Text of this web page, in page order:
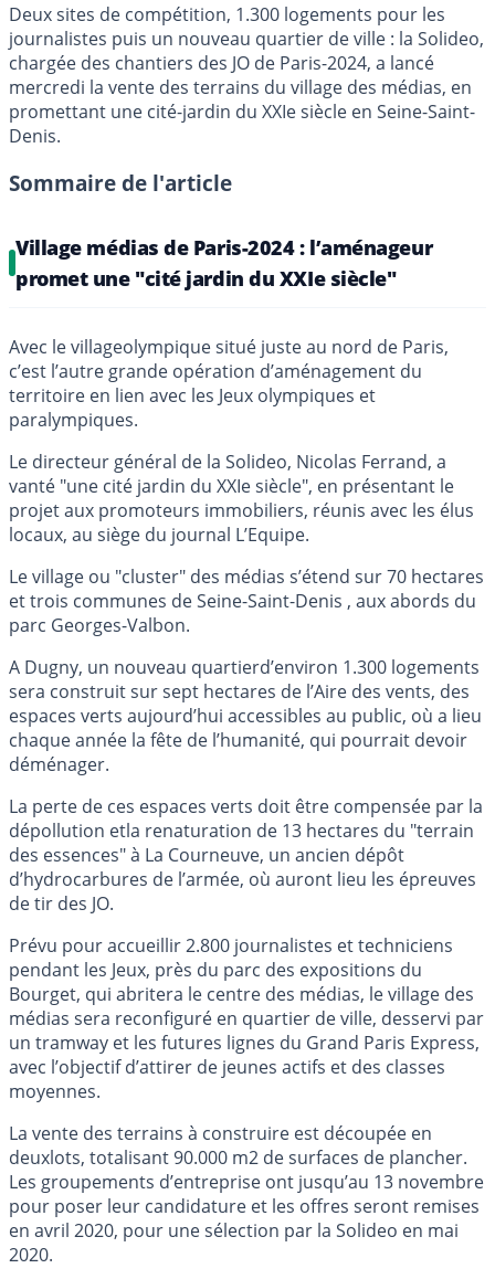
Deux sites de compétition, 1.300 logements pour les
journalistes puis un nouveau quartier de ville : la Solideo,
chargée des chantiers des JO de Paris-2024, a lancé
mercredi la vente des terrains du village des médias, en
promettant une cité-jardin du XXIe siècle en Seine-Saint-
Denis.
Sommaire de l'article
Village médias de Paris-2024 : l’aménageur
promet une "cité jardin du XXIe siècle"
Avec le villageolympique situé juste au nord de Paris,
c’est l’autre grande opération d’aménagement du
territoire en lien avec les Jeux olympiques et
paralympiques.
Le directeur général de la Solideo, Nicolas Ferrand, a
vanté "une cité jardin du XXIe siècle", en présentant le
projet aux promoteurs immobiliers, réunis avec les élus
locaux, au siège du journal L’Equipe.
Le village ou "cluster" des médias s’étend sur 70 hectares
et trois communes de Seine-Saint-Denis , aux abords du
parc Georges-Valbon.
A Dugny, un nouveau quartierd’environ 1.300 logements
sera construit sur sept hectares de l’Aire des vents, des
espaces verts aujourd’hui accessibles au public, où a lieu
chaque année la fête de l’humanité, qui pourrait devoir
déménager.
La perte de ces espaces verts doit être compensée par la
dépollution etla renaturation de 13 hectares du "terrain
des essences" à La Courneuve, un ancien dépôt
d’hydrocarbures de l’armée, où auront lieu les épreuves
de tir des JO.
Prévu pour accueillir 2.800 journalistes et techniciens
pendant les Jeux, près du parc des expositions du
Bourget, qui abritera le centre des médias, le village des
médias sera reconfiguré en quartier de ville, desservi par
un tramway et les futures lignes du Grand Paris Express,
avec l’objectif d’attirer de jeunes actifs et des classes
moyennes.
La vente des terrains à construire est découpée en
deuxlots, totalisant 90.000 m2 de surfaces de plancher.
Les groupements d’entreprise ont jusqu’au 13 novembre
pour poser leur candidature et les offres seront remises
en avril 2020, pour une sélection par la Solideo en mai
2020.